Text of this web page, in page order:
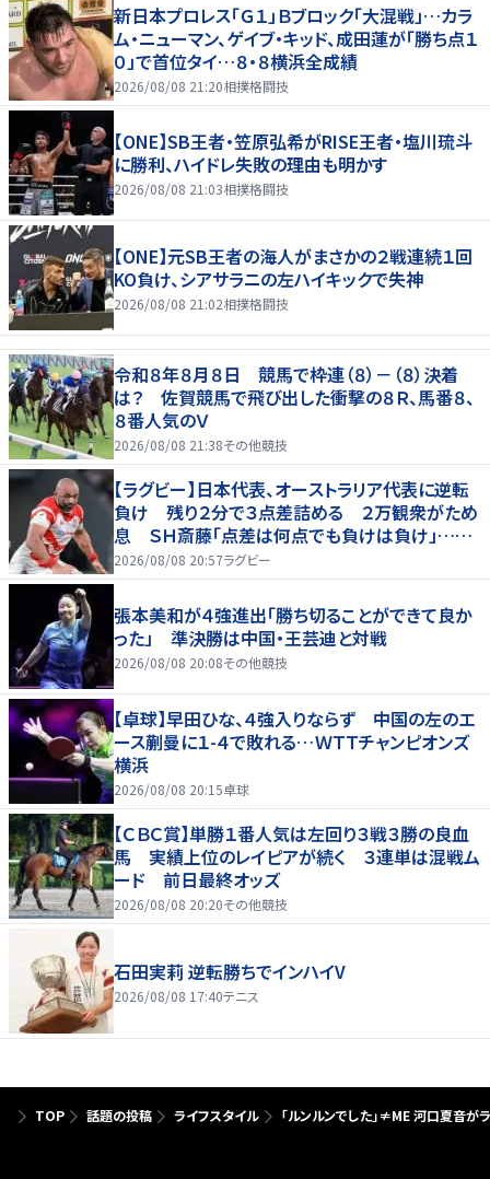
新日本プロレス「Ｇ１」Ｂブロック「大混戦」…カラ
ム・ニューマン、ゲイブ・キッド、成田蓮が「勝ち点１
０」で首位タイ…８・８横浜全成績
2026/08/08 21:20相撲格闘技
【ONE】SB王者・笠原弘希がRISE王者・塩川琉斗
に勝利、ハイドレ失敗の理由も明かす
2026/08/08 21:03相撲格闘技
【ONE】元SB王者の海人がまさかの２戦連続１回
KO負け、シアサラニの左ハイキックで失神
2026/08/08 21:02相撲格闘技
令和８年８月８日 競馬で枠連（８）－（８）決着
は？ 佐賀競馬で飛び出した衝撃の８Ｒ、馬番８、
８番人気のＶ
2026/08/08 21:38その他競技
【ラグビー】日本代表、オーストラリア代表に逆転
負け 残り２分で３点差詰める ２万観衆がため
息 ＳＨ斎藤「点差は何点でも負けは負け」…前
半にＳＯ伊藤龍が先制トライ、３２ー３５で惜敗
2026/08/08 20:57ラグビー
張本美和が４強進出「勝ち切ることができて良か
った」 準決勝は中国・王芸迪と対戦
2026/08/08 20:08その他競技
【卓球】早田ひな、４強入りならず 中国の左のエ
ース蒯曼に１-４で敗れる…ＷＴＴチャンピオンズ
横浜
2026/08/08 20:15卓球
【ＣＢＣ賞】単勝１番人気は左回り３戦３勝の良血
馬 実績上位のレイピアが続く ３連単は混戦ム
ード 前日最終オッズ
2026/08/08 20:20その他競技
石田実莉 逆転勝ちでインハイV
2026/08/08 17:40テニス
TOP 話題の投稿 ライフスタイル 「ルンルンでした」≠ME 河口夏音が